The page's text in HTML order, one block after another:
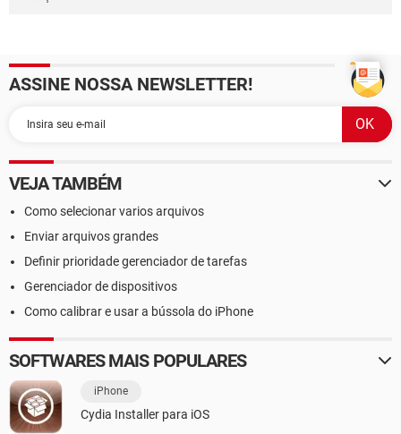
ASSINE NOSSA NEWSLETTER!
VEJA TAMBÉM
Como selecionar varios arquivos
Enviar arquivos grandes
Definir prioridade gerenciador de tarefas
Gerenciador de dispositivos
Como calibrar e usar a bússola do iPhone
SOFTWARES MAIS POPULARES
iPhone
Cydia Installer para iOS